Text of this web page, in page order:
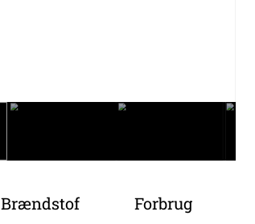
Brændstof Forbrug